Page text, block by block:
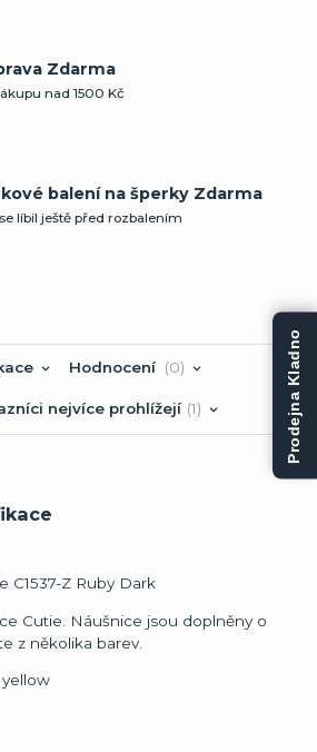
Zdarma
nad 1500 Kč
balení na šperky Zdarma
líbil ještě před rozbalením
Hodnocení 0
nejvíce prohlížejí 1
C1537-Z Ruby Dark
Cutie. Náušnice jsou doplněny o
z několika barev.
Prodejna Kladno